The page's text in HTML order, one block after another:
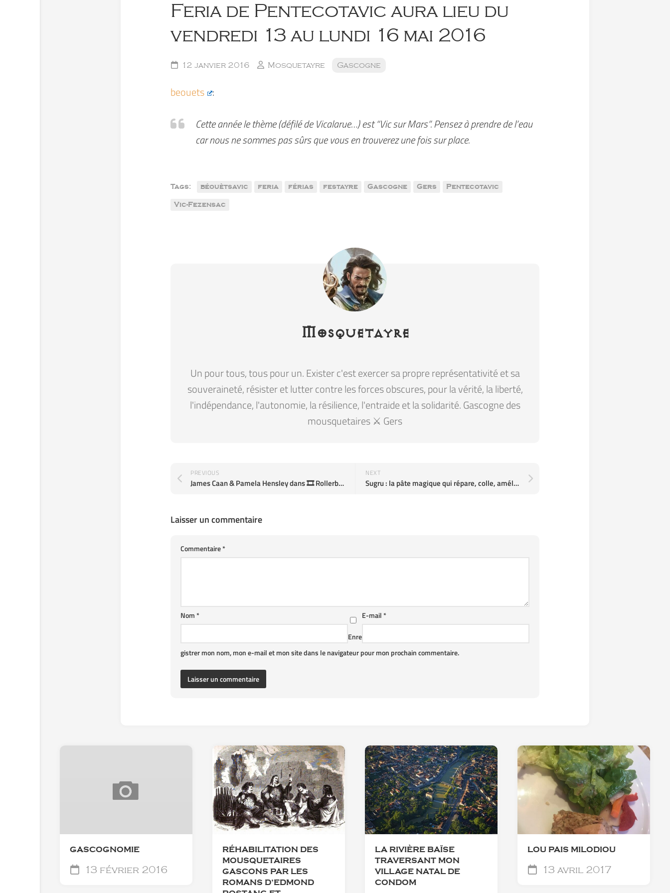
Feria de Pentecotavic aura lieu du
vendredi 13 au lundi 16 mai 2016
12 janvier 2016 Mosquetayre Gascogne
beouets :
Cette année le thème (défilé de Vicalarue…) est “Vic sur Mars”. Pensez à prendre de l’eau
car nous ne sommes pas sûrs que vous en trouverez une fois sur place.
Tags: béouètsavic feria férias festayre Gascogne Gers Pentecotavic
Vic-Fezensac
Mosquetayre
Un pour tous, tous pour un. Exister c'est exercer sa propre représentativité et sa
souveraineté, résister et lutter contre les forces obscures, pour la vérité, la liberté,
l'indépendance, l'autonomie, la résilience, l'entraide et la solidarité. Gascogne des
mousquetaires ⚔️ Gers
NEXT
Sugru : la pâte magique qui répare, colle, améliore et protège : câbles, objets, appareils…
PREVIOUS
James Caan & Pamela Hensley dans 🎞️ Rollerball (1975)
Laisser un commentaire
Commentaire*
E-mail*
Nom*
Enre
gistrer mon nom, mon e-mail et mon site dans le navigateur pour mon prochain commentaire.
GASCOGNOMIE
13 février 2016
RÉHABILITATION DES
MOUSQUETAIRES
GASCONS PAR LES
ROMANS D’EDMOND
LA RIVIÈRE BAÏSE
TRAVERSANT MON
VILLAGE NATAL DE
CONDOM
LOU PAIS MILODIOU
13 avril 2017